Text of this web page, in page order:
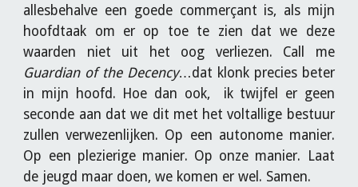
allesbehalve een goede commerçant is, als mijn
hoofdtaak om er op toe te zien dat we deze
waarden niet uit het oog verliezen. Call me
Guardian of the Decency…dat klonk precies beter
in mijn hoofd. Hoe dan ook, ik twijfel er geen
seconde aan dat we dit met het voltallige bestuur
zullen verwezenlijken. Op een autonome manier.
Op een plezierige manier. Op onze manier. Laat
de jeugd maar doen, we komen er wel. Samen.